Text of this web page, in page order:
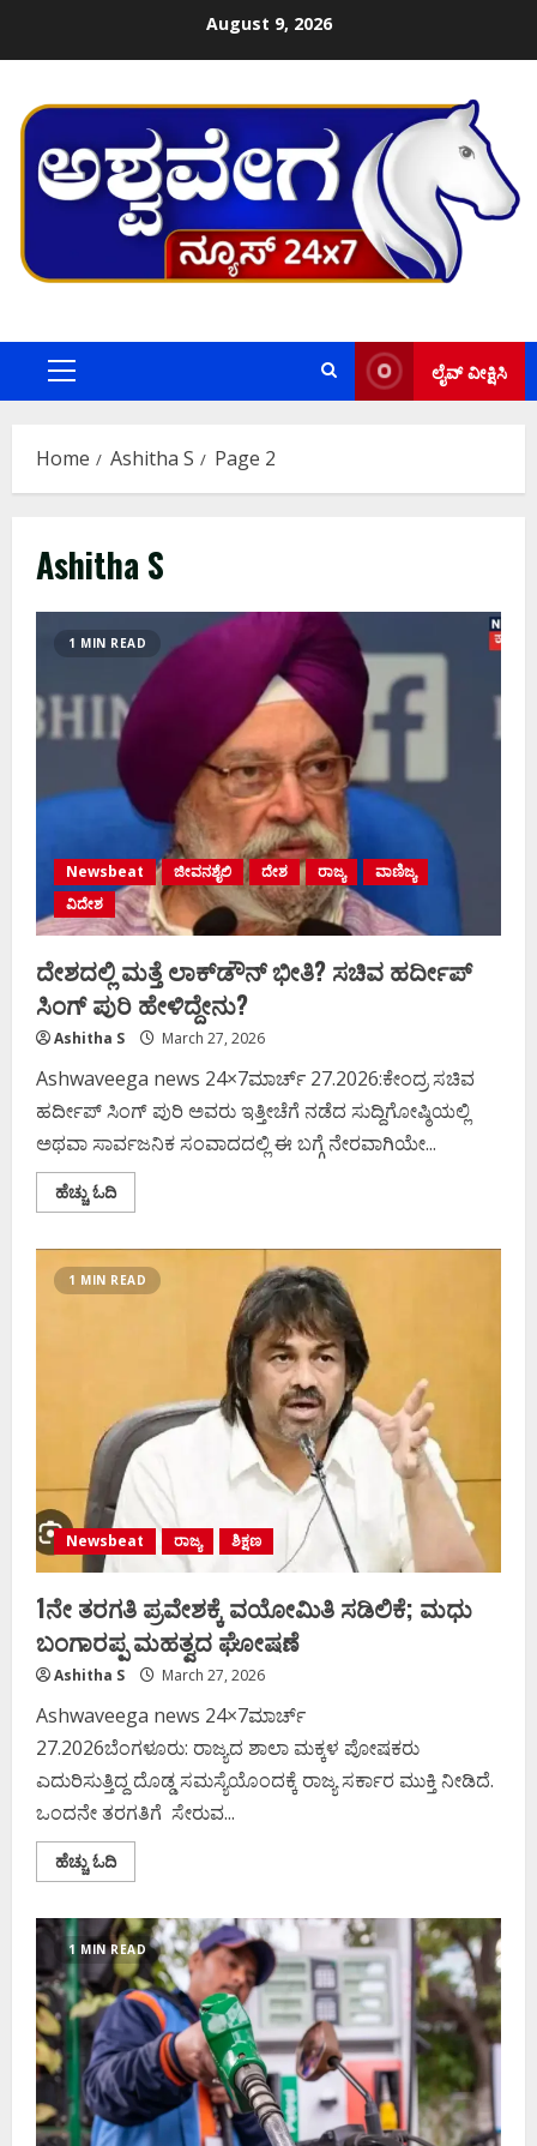
August 9, 2026
Primary
ಲೈವ್ ವೀಕ್ಷಿಸಿ
Home Ashitha S Page 2
Ashitha S
1 MIN READ
Newsbeat ಜೀವನಶೈಲಿ ದೇಶ ರಾಜ್ಯ
ವಾಣಿಜ್ಯ
ವಿದೇಶ
ದೇಶದಲ್ಲಿ ಮತ್ತೆ ಲಾಕ್‌ಡೌನ್ ಭೀತಿ? ಸಚಿವ ಹರ್ದೀಪ್
ಸಿಂಗ್ ಪುರಿ ಹೇಳಿದ್ದೇನು?
Ashitha S March 27, 2026
Ashwaveega news 24×7ಮಾರ್ಚ್‌ 27.2026:ಕೇಂದ್ರ ಸಚಿವ
ಹರ್ದೀಪ್‌ ಸಿಂಗ್‌ ಪುರಿ ಅವರು ಇತ್ತೀಚೆಗೆ ನಡೆದ ಸುದ್ದಿಗೋಷ್ಠಿಯಲ್ಲಿ
ಅಥವಾ ಸಾರ್ವಜನಿಕ ಸಂವಾದದಲ್ಲಿ ಈ ಬಗ್ಗೆ ನೇರವಾಗಿಯೇ...
ಹೆಚ್ಚು ಓದಿRead
more
ಮತ್ತೆ
ಲಾಕ್‌ಡೌನ್
ಭೀತಿ?
1 MIN READ
Newsbeat ರಾಜ್ಯ ಶಿಕ್ಷಣ
1ನೇ ತರಗತಿ ಪ್ರವೇಶಕ್ಕೆ ವಯೋಮಿತಿ ಸಡಿಲಿಕೆ; ಮಧು
ಬಂಗಾರಪ್ಪ ಮಹತ್ವದ ಘೋಷಣೆ
Ashitha S March 27, 2026
Ashwaveega news 24×7ಮಾರ್ಚ್‌
27.2026ಬೆಂಗಳೂರು: ರಾಜ್ಯದ ಶಾಲಾ ಮಕ್ಕಳ ಪೋಷಕರು
ಎದುರಿಸುತ್ತಿದ್ದ ದೊಡ್ಡ ಸಮಸ್ಯೆಯೊಂದಕ್ಕೆ ರಾಜ್ಯ ಸರ್ಕಾರ ಮುಕ್ತಿ ನೀಡಿದೆ.
ಒಂದನೇ ತರಗತಿಗೆ ಸೇರುವ...
ಹೆಚ್ಚು ಓದಿRead
more
ತರಗತಿ
ಪ್ರವೇಶಕ್ಕೆ
ವಯೋಮಿತಿ
ಸಡಿಲಿಕೆ;
ಮಧು
ಬಂಗಾರಪ್ಪ
ಮಹತ್ವದ
ಘೋಷಣೆ
1 MIN READ